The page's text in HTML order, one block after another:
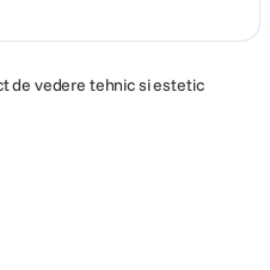
de vedere tehnic si estetic